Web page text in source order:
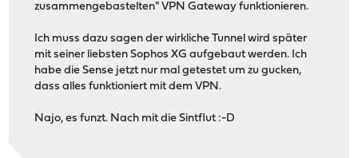
zusammengebastelten" VPN Gateway funktionieren.
Ich muss dazu sagen der wirkliche Tunnel wird später
mit seiner liebsten Sophos XG aufgebaut werden. Ich
habe die Sense jetzt nur mal getestet um zu gucken,
dass alles funktioniert mit dem VPN.
Najo, es funzt. Nach mit die Sintflut :-D